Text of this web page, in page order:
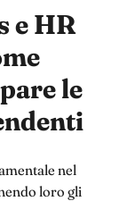
e HR
le
nel
loro gli